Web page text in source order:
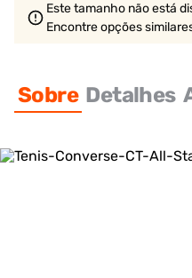
Este tamanho não está
Encontre opções
Sobre Detalhes